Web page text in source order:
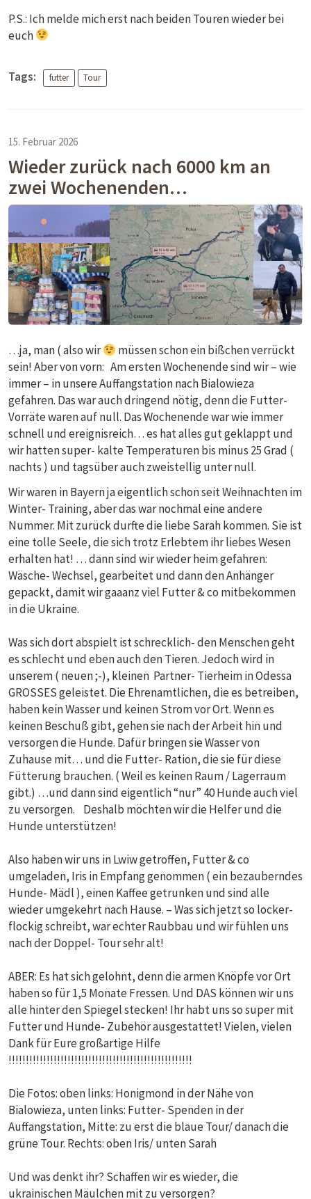
P.S.: Ich melde mich erst nach beiden Touren wieder bei
euch
Tags: futter Tour
15. Februar 2026
Wieder zurück nach 6000 km an
zwei Wochenenden…
…ja, man ( also wir
müssen schon ein bißchen verrückt
sein! Aber von vorn: Am ersten Wochenende sind wir – wie
immer – in unsere Auffangstation nach Bialowieza
gefahren. Das war auch dringend nötig, denn die Futter-
Vorräte waren auf null. Das Wochenende war wie immer
schnell und ereignisreich… es hat alles gut geklappt und
wir hatten super- kalte Temperaturen bis minus 25 Grad (
nachts ) und tagsüber auch zweistellig unter null.
Wir waren in Bayern ja eigentlich schon seit Weihnachten im
Winter- Training, aber das war nochmal eine andere
Nummer. Mit zurück durfte die liebe Sarah kommen. Sie ist
eine tolle Seele, die sich trotz Erlebtem ihr liebes Wesen
erhalten hat! … dann sind wir wieder heim gefahren:
Wäsche- Wechsel, gearbeitet und dann den Anhänger
gepackt, damit wir gaaanz viel Futter & co mitbekommen
in die Ukraine.
Was sich dort abspielt ist schrecklich- den Menschen geht
es schlecht und eben auch den Tieren. Jedoch wird in
unserem ( neuen ;-), kleinen Partner- Tierheim in Odessa
GROSSES geleistet. Die Ehrenamtlichen, die es betreiben,
haben kein Wasser und keinen Strom vor Ort. Wenn es
keinen Beschuß gibt, gehen sie nach der Arbeit hin und
versorgen die Hunde. Dafür bringen sie Wasser von
Zuhause mit… und die Futter- Ration, die sie für diese
Fütterung brauchen. ( Weil es keinen Raum / Lagerraum
gibt.) …und dann sind eigentlich “nur” 40 Hunde auch viel
zu versorgen. Deshalb möchten wir die Helfer und die
Hunde unterstützen!
Also haben wir uns in Lwiw getroffen, Futter & co
umgeladen, Iris in Empfang genommen ( ein bezauberndes
Hunde- Mädl ), einen Kaffee getrunken und sind alle
wieder umgekehrt nach Hause. – Was sich jetzt so locker-
flockig schreibt, war echter Raubbau und wir fühlen uns
nach der Doppel- Tour sehr alt!
ABER: Es hat sich gelohnt, denn die armen Knöpfe vor Ort
haben so für 1,5 Monate Fressen. Und DAS können wir uns
alle hinter den Spiegel stecken! Ihr habt uns so super mit
Futter und Hunde- Zubehör ausgestattet! Vielen, vielen
Dank für Eure großartige Hilfe
!!!!!!!!!!!!!!!!!!!!!!!!!!!!!!!!!!!!!!!!!!!!!!!!!!!!!
Die Fotos: oben links: Honigmond in der Nähe von
Bialowieza, unten links: Futter- Spenden in der
Auffangstation, Mitte: zu erst die blaue Tour/ danach die
grüne Tour. Rechts: oben Iris/ unten Sarah
Und was denkt ihr? Schaffen wir es wieder, die
ukrainischen Mäulchen mit zu versorgen?